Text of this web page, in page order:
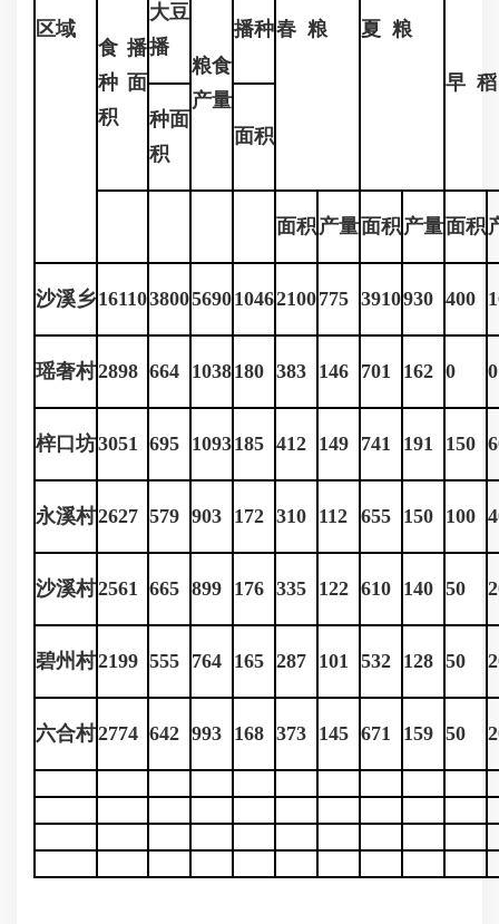
区域 春 粮 夏 粮
食播
种面
积
大豆
播
粮食
产量
播种
早 稻
种面
积
面积
面积产量面积产量面积
沙溪乡161103800569010462100775 3910930 400
瑶奢村2898 664 1038180 383 146 701 162 0 0
梓口坊3051 695 1093185 412 149 741 191 150
永溪村2627 579 903 172 310 112 655 150 100
沙溪村2561 665 899 176 335 122 610 140 50
碧州村2199 555 764 165 287 101 532 128 50
六合村2774 642 993 168 373 145 671 159 50